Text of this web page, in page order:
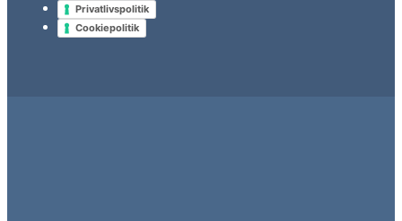
Privatlivspolitik
Cookiepolitik